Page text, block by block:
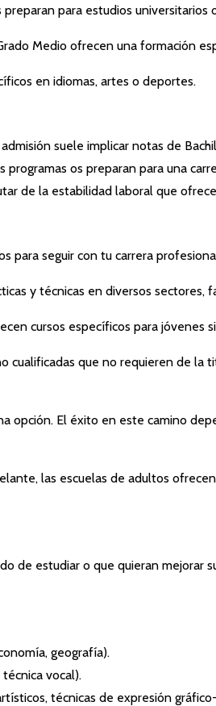
para estudios
Medio ofrecen una formación
en idiomas, artes o deportes.
suele implicar notas de
programas os preparan para una
de la estabilidad laboral que
para seguir con tu carrera
y técnicas en diversos sectores,
cursos específicos para
que no requieren de la
opción. El éxito en este camino
las escuelas de adultos
de estudiar o que quieran mejorar
geografía).
técnica vocal).
técnicas de expresión